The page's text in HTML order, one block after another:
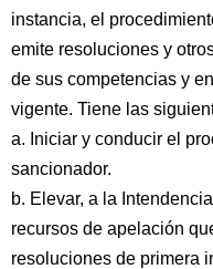
instancia, el
emite resoluciones y
de sus competencias y
vigente. Tiene las
a. Iniciar y conducir el
sancionador.
b. Elevar, a la
recursos de apelación
resoluciones de primera